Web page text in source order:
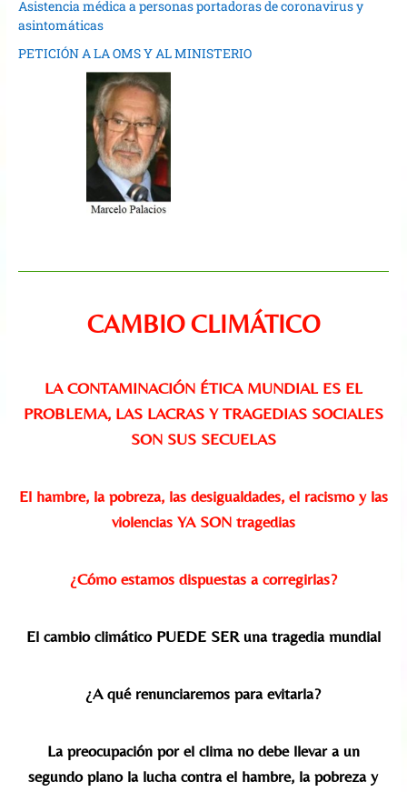
Asistencia médica a personas portadoras de coronavirus y
asintomáticas
PETICIÓN A LA OMS Y AL MINISTERIO
CAMBIO CLIMÁTICO
LA CONTAMINACIÓN ÉTICA MUNDIAL ES EL
PROBLEMA, LAS LACRAS Y TRAGEDIAS SOCIALES
SON SUS SECUELAS
El hambre, la pobreza, las desigualdades, el racismo y las
violencias YA SON tragedias
¿Cómo estamos dispuestas a corregirlas?
El cambio climático PUEDE SER una tragedia mundial
¿A qué renunciaremos para evitarla?
La preocupación por el clima no debe llevar a un
segundo plano la lucha contra el hambre, la pobreza y